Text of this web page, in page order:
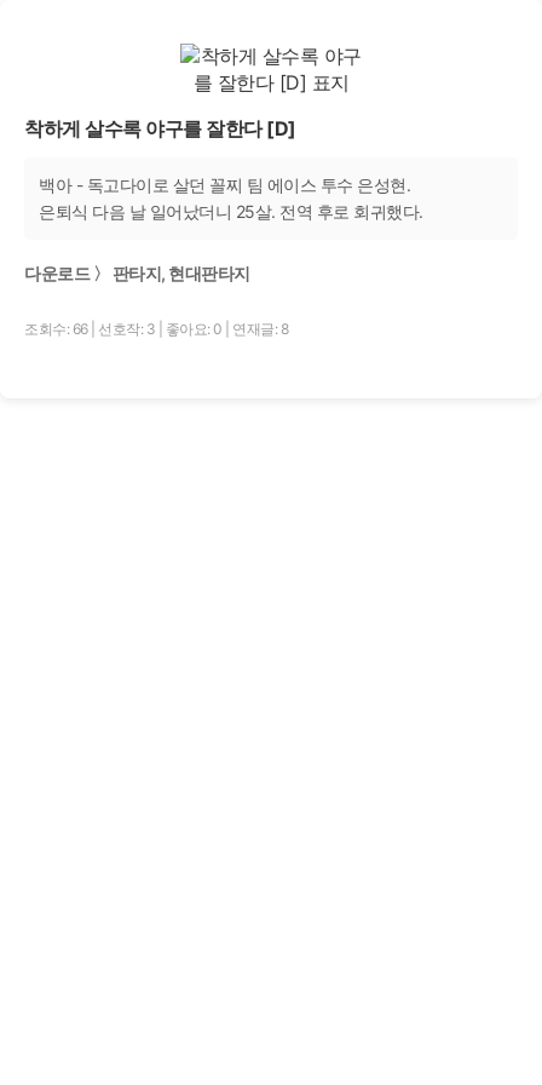
착하게 살수록 야구를 잘한다 [D]
백아 - 독고다이로 살던 꼴찌 팀 에이스 투수 은성현.
은퇴식 다음 날 일어났더니 25살. 전역 후로 회귀했다.
다운로드 〉 판타지, 현대판타지
조회수: 66 선호작: 3 좋아요: 0 연재글: 8